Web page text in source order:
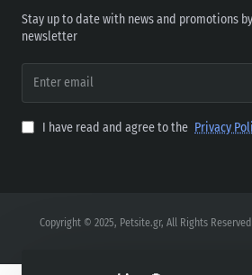
Stay up to date with news and promotions
newsletter
email
I have read and agree to the Privacy
Copyright © 2025, Petsite.gr, All Rights Reserved